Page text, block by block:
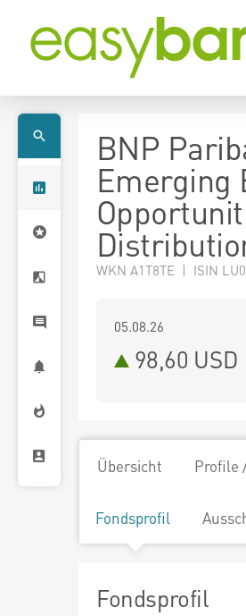
BNP
Emerging
WKN A1T8TE | ISIN
05.08.26
98,60 USD
Übersicht Profile
Fondsprofil
Fondsprofil